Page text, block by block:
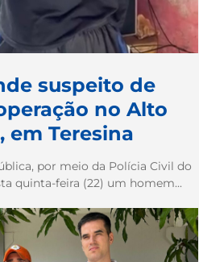
suspeito de
no Alto
em Teresina
por meio da Polícia Civil do
quinta-feira (22) um homem...